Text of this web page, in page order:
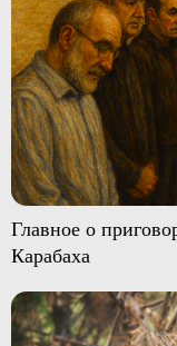
Главное о
Карабаха